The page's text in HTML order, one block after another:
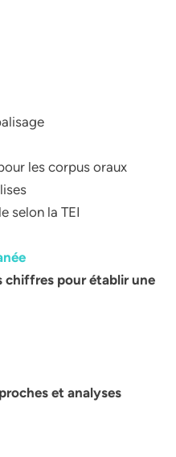
les corpus oraux
selon la TEI
chiffres pour établir une
et analyses